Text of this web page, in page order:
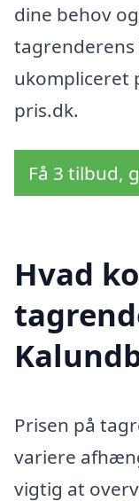
dine behov
tagrenderens
ukompliceret
pris.dk.
Få 3 tilbud,
Hvad
Prisen på
variere
vigtig at